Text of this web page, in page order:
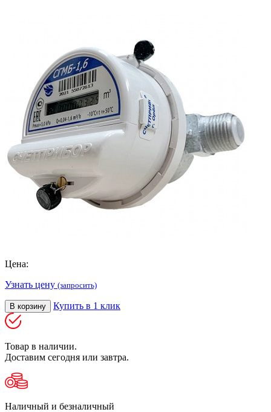
Цена:
Узнать цену (запросить)
В корзину Купить в 1 клик
Товар в наличии.
Доставим сегодня или завтра.
Наличный и безналичный